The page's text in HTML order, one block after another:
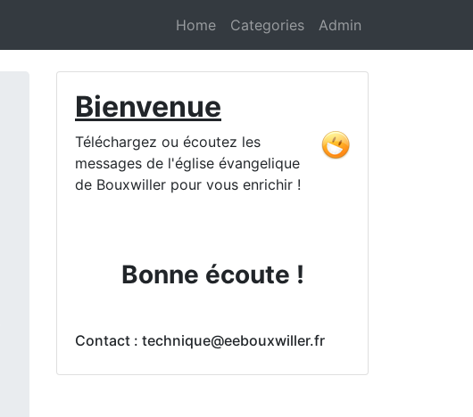
Home Categories Admin
Bienvenue
Téléchargez ou écoutez les
messages de l'église évangelique
de Bouxwiller pour vous enrichir !
Bonne écoute !
Contact : technique@eebouxwiller.fr